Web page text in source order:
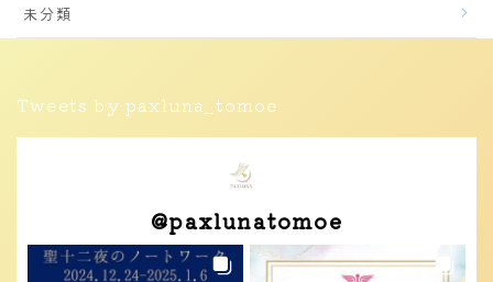
未分類
Tweets by paxluna_tomoe
@paxlunatomoe